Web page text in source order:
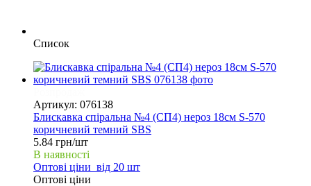
Список
Артикул: 076138
Блискавка спіральна №4 (СП4) нероз 18см S-570
коричневий темний SBS
5.84 грн/шт
В наявності
Оптові ціни від 20 шт
Оптові ціни